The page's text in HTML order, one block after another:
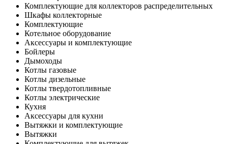
Комплектующие для коллекторов распределительных
Шкафы коллекторные
Комплектующие
Котельное оборудование
Аксессуары и комплектующие
Бойлеры
Дымоходы
Котлы газовые
Котлы дизельные
Котлы твердотопливные
Котлы электрические
Кухня
Аксессуары для кухни
Вытяжки и комплектующие
Вытяжки